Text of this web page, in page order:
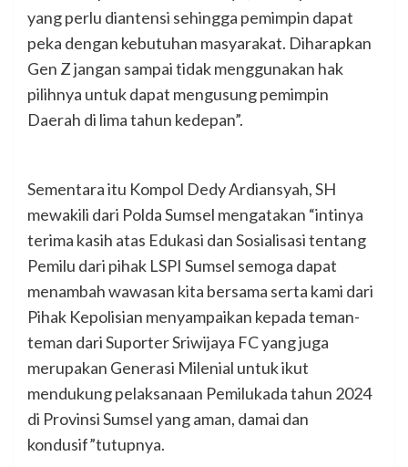
yang perlu diantensi sehingga pemimpin dapat
peka dengan kebutuhan masyarakat. Diharapkan
Gen Z jangan sampai tidak menggunakan hak
pilihnya untuk dapat mengusung pemimpin
Daerah di lima tahun kedepan”.
Sementara itu Kompol Dedy Ardiansyah, SH
mewakili dari Polda Sumsel mengatakan “intinya
terima kasih atas Edukasi dan Sosialisasi tentang
Pemilu dari pihak LSPI Sumsel semoga dapat
menambah wawasan kita bersama serta kami dari
Pihak Kepolisian menyampaikan kepada teman-
teman dari Suporter Sriwijaya FC yang juga
merupakan Generasi Milenial untuk ikut
mendukung pelaksanaan Pemilukada tahun 2024
di Provinsi Sumsel yang aman, damai dan
kondusif”tutupnya.